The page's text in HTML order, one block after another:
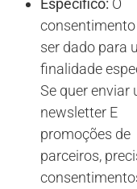
consentimento
ser dado para
finalidade
Se quer enviar
newsletter E
promoções de
parceiros,